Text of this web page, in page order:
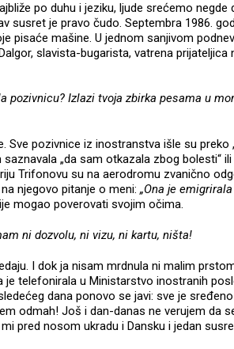
po duhu i jeziku, ljude srećemo negde
susret je pravo čudo. Septembra 1986.
pisaće mašine. U jednom sanjivom
slavista-bugarista, vatrena prijateljica
pozivnicu? Izlazi tvoja zbirka pesama u
Sve pozivnice iz inostranstva išle su preko
„da sam otkazala zbog bolesti“ ili
Trifonovu su na aerodromu zvanično
njegovo pitanje o meni: „Ona je emigrirala
mogao poverovati svojim očima.
ni dozvolu, ni vizu, ni kartu, ništa!
I dok ja nisam mrdnula ni malim
je telefonirala u Ministarstvo inostranih
dana ponovo se javi: sve je
odmah! Još i dan-danas ne verujem da
pred nosom ukradu i Dansku i jedan